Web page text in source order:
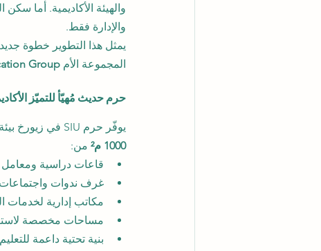
والهيئة الأكاديمية. أما
والإدارة فقط.
المجموعة الأم Group
حرم حديث مُهيّأ للتميّز
يوفّر حرم SIU في زيورخ بيئة تعليمية معاصرة مصممة للتعلم المدمج والهجين والحضور المباشر. ويضم أكثر من
1000 م²
من:
قاعات دراسية ومعامل
غرف ندوات واجتماعات
مكاتب إدارية لخدمات
مساحات مخصصة
بنية تحتية داعمة